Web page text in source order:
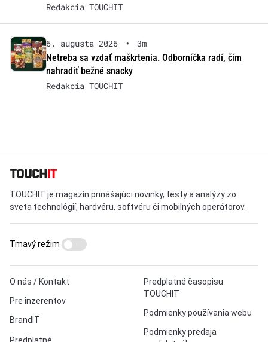
Redakcia TOUCHIT
6. augusta 2026 •
3m
Netreba sa vzdať maškrtenia. Odborníčka radí, čím
nahradiť bežné snacky
Redakcia TOUCHIT
TOUCHIT je magazín prinášajúci novinky, testy a analýzy zo
sveta technológií, hardvéru, softvéru či mobilných operátorov.
O nás / Kontakt
Pre inzerentov
BrandIT
Predplatné časopisu
TOUCHIT
Podmienky používania webu
Podmienky predaja
Tmavý režim